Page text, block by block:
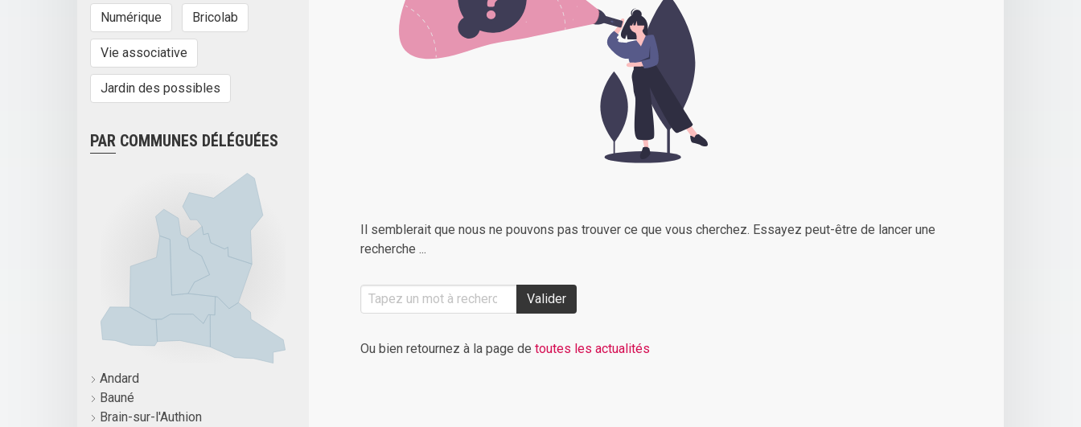
Numérique Bricolab
Vie associative
Jardin des possibles
PAR COMMUNES DÉLÉGUÉES
Andard
Bauné
Brain-sur-l'Authion
Il semblerait que nous ne pouvons pas trouver ce que vous cherchez. Essayez peut-être de lancer une
recherche ...
Valider
Ou bien retournez à la page de toutes les actualités